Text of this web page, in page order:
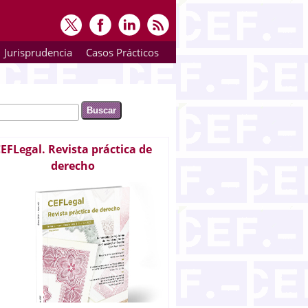
Jurisprudencia Casos Prácticos
de búsqueda
Revista práctica de
derecho